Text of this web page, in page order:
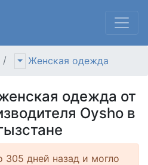
Женская одежда
одежда от
Oysho в
305 дней назад и могло